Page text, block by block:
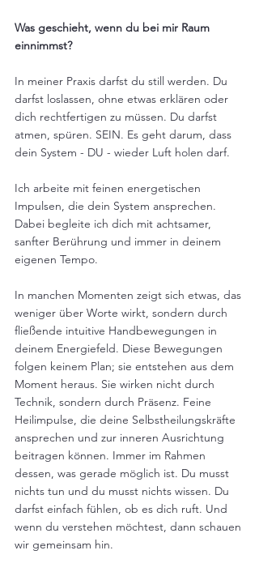
Was geschieht, wenn du bei mir Raum
einnimmst?
In meiner Praxis darfst du still werden. Du
darfst loslassen, ohne etwas erklären oder
dich rechtfertigen zu müssen. Du darfst
atmen, spüren. SEIN. Es geht darum, dass
dein System - DU - wieder Luft holen darf.
Ich arbeite mit feinen energetischen
Impulsen, die dein System ansprechen.
Dabei begleite ich dich mit achtsamer,
sanfter Berührung und immer in deinem
eigenen Tempo.
In manchen Momenten zeigt sich etwas, das
weniger über Worte wirkt, sondern durch
fließende intuitive Handbewegungen in
deinem Energiefeld. Diese Bewegungen
folgen keinem Plan; sie entstehen aus dem
Moment heraus. Sie wirken nicht durch
Technik, sondern durch Präsenz. Feine
Heilimpulse, die deine Selbstheilungskräfte
ansprechen und zur inneren Ausrichtung
beitragen können. Immer im Rahmen
dessen, was gerade möglich ist. Du musst
nichts tun und du musst nichts wissen. Du
darfst einfach fühlen, ob es dich ruft. Und
wenn du verstehen möchtest, dann schauen
wir gemeinsam hin.